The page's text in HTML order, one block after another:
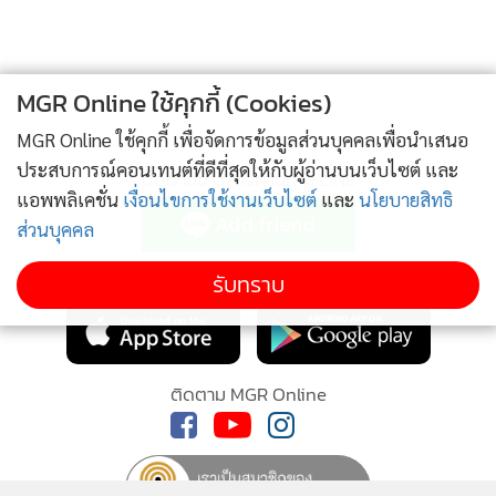
ทั้งนี้ จากผู้เสียชีวิตทั้งหมด 65,000 คนทั่วโลก อยู่ในยุโรปกว่า
45,000 คน โดยอังกฤษ รายงานสถิติผู้เสียชีวิตสูงสุดในรอบวัน
ครั้งใหม่ เมื่อวันเสาร์ รวมทั้งสิ้นเป็น 4,300 คน จากผู้ติดเชื้อเกือบ
42,000 คน
รายงานระบุว่า ในวันอาทิตย์ (5เม.ย. ) สมเด็จพระราชินีนาถเอลิ
ซาเบธ ที่สอง จะทรงมีพระราชดำรัสส่วนพระองค์ให้กำลังใจพสก
นิกรอังกฤษในการรับมือกับความท้าทายของไวรัสโคโรนา รวมทั้ง
ขอบคุณบุคลากรทางการแพทย์ ...( อ่านรายละเอียด หน้า 9 )
สถานทูตจีนระดมเวชภัณฑ์ช่วยเหลือ
ติดตามข่าวสารผ่านทาง LINE
MGR Online Application
ติดตาม MGR Online
MGR Online ใช้คุกกี้ (Cookies)
MGR Online ใช้คุกกี้ เพื่อจัดการข้อมูลส่วนบุคคลเพื่อนำเสนอ
ประสบการณ์คอนเทนต์ที่ดีที่สุดให้กับผู้อ่านบนเว็บไซต์ และ
แอพพลิเคชั่น เงื่อนไขการใช้งานเว็บไซต์ และ นโยบายสิทธิ
ส่วนบุคคล
รับทราบ